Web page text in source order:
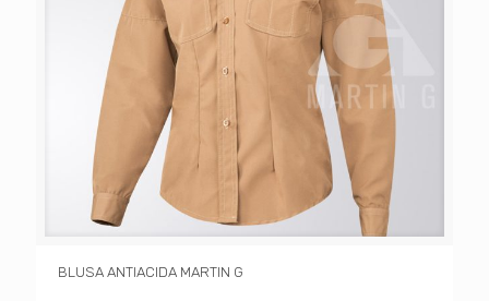
BLUSA ANTIACIDA MARTIN G